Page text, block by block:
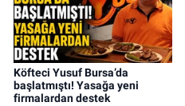
Köfteci Yusuf Bursa’da
başlatmıştı! Yasağa yeni
firmalardan destek